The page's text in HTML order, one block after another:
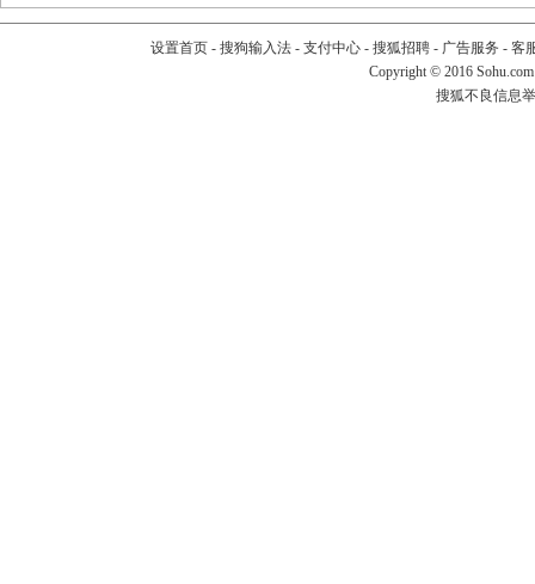
设置首页- 搜狗输入法- 支付中心- 搜狐招聘- 广告服务 - 客
Copyright © 2016
搜狐不良信息